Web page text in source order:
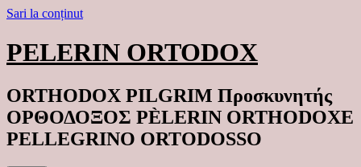
Sari la conținut
PELERIN ORTODOX
ORTHODOX PILGRIM Προσκυνητής
ΟΡΘΟΔΟΞΟΣ PÈLERIN ORTHODOXE
PELLEGRINO ORTODOSSO